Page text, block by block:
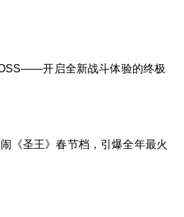
开启全新战斗体验的终极
《圣王》春节档，引爆全年最火